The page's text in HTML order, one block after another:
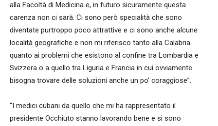
alla Facoltà di Medicina e, in futuro sicuramente questa
carenza non ci sarà. Ci sono però specialità che sono
diventate purtroppo poco attrattive e ci sono anche alcune
località geografiche e non mi riferisco tanto alla Calabria
quanto ai problemi che esistono al confine tra Lombardia e
Svizzera o a quello tra Liguria e Francia in cui ovviamente
bisogna trovare delle soluzioni anche un po’ coraggiose”.
“I medici cubani da quello che mi ha rappresentato il
presidente Occhiuto stanno lavorando bene e si sono